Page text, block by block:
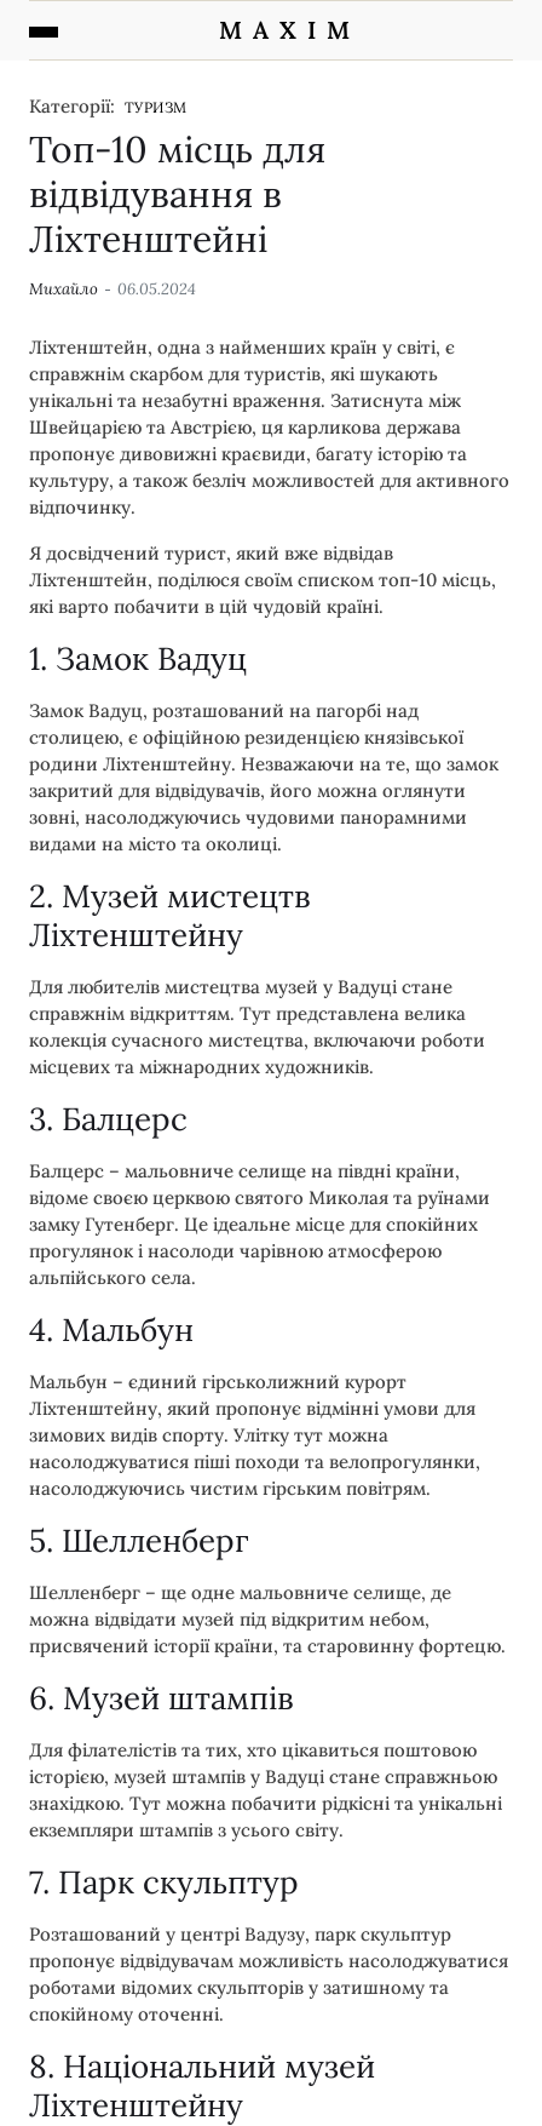
M A X I M
Категорії: ТУРИЗМ
Топ-10 місць для
відвідування в
Ліхтенштейні
Михайло 06.05.2024
Ліхтенштейн, одна з найменших країн у світі, є
справжнім скарбом для туристів, які шукають
унікальні та незабутні враження. Затиснута між
Швейцарією та Австрією, ця карликова держава
пропонує дивовижні краєвиди, багату історію та
культуру, а також безліч можливостей для активного
відпочинку.
Я досвідчений турист, який вже відвідав
Ліхтенштейн, поділюся своїм списком топ-10 місць,
які варто побачити в цій чудовій країні.
1. Замок Вадуц
Замок Вадуц, розташований на пагорбі над
столицею, є офіційною резиденцією князівської
родини Ліхтенштейну. Незважаючи на те, що замок
закритий для відвідувачів, його можна оглянути
зовні, насолоджуючись чудовими панорамними
видами на місто та околиці.
2. Музей мистецтв
Ліхтенштейну
Для любителів мистецтва музей у Вадуці стане
справжнім відкриттям. Тут представлена велика
колекція сучасного мистецтва, включаючи роботи
місцевих та міжнародних художників.
3. Балцерс
Балцерс – мальовниче селище на півдні країни,
відоме своєю церквою святого Миколая та руїнами
замку Гутенберг. Це ідеальне місце для спокійних
прогулянок і насолоди чарівною атмосферою
альпійського села.
4. Мальбун
Мальбун – єдиний гірськолижний курорт
Ліхтенштейну, який пропонує відмінні умови для
зимових видів спорту. Улітку тут можна
насолоджуватися піші походи та велопрогулянки,
насолоджуючись чистим гірським повітрям.
5. Шелленберг
Шелленберг – ще одне мальовниче селище, де
можна відвідати музей під відкритим небом,
присвячений історії країни, та старовинну фортецю.
6. Музей штампів
Для філателістів та тих, хто цікавиться поштовою
історією, музей штампів у Вадуці стане справжньою
знахідкою. Тут можна побачити рідкісні та унікальні
екземпляри штампів з усього світу.
7. Парк скульптур
Розташований у центрі Вадузу, парк скульптур
пропонує відвідувачам можливість насолоджуватися
роботами відомих скульпторів у затишному та
спокійному оточенні.
8. Національний музей
Ліхтенштейну